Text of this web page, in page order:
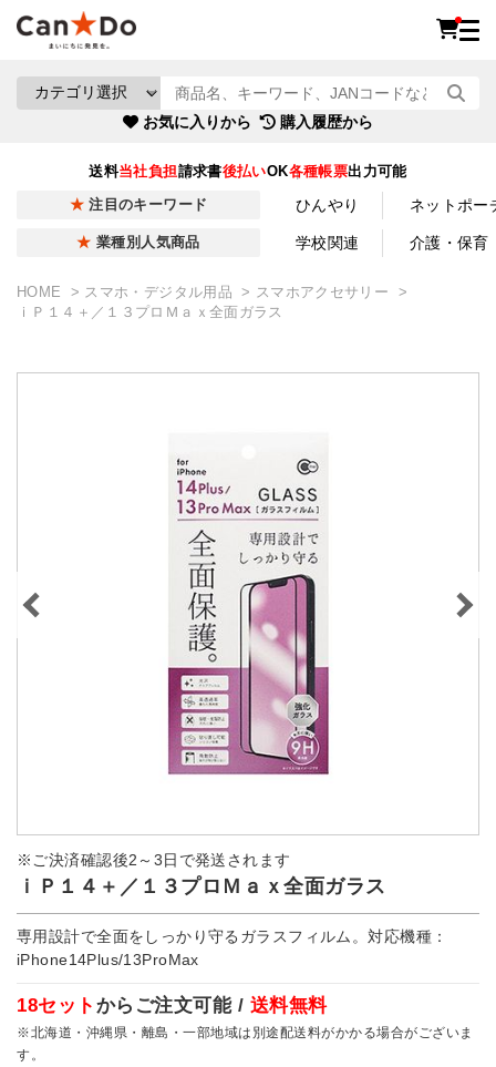
お気に入りから 購入履歴から
送料当社負担請求書後払いOK各種帳票出力可能
注目のキーワード ひんやり ネットポー
業種別人気商品 学校関連 介護・保育
HOME スマホ・デジタル用品
スマホアクセサリー
ｉＰ１４＋／１３プロＭａｘ全面ガラス
※ご決済確認後2～3日で発送されます
ｉＰ１４＋／１３プロＭａｘ全面ガラス
専用設計で全面をしっかり守るガラスフィルム。対応機種：
iPhone14Plus/13ProMax
18セット からご注文可能 / 送料無料
※北海道・沖縄県・離島・一部地域は別途配送料がかかる場合がございま
す。